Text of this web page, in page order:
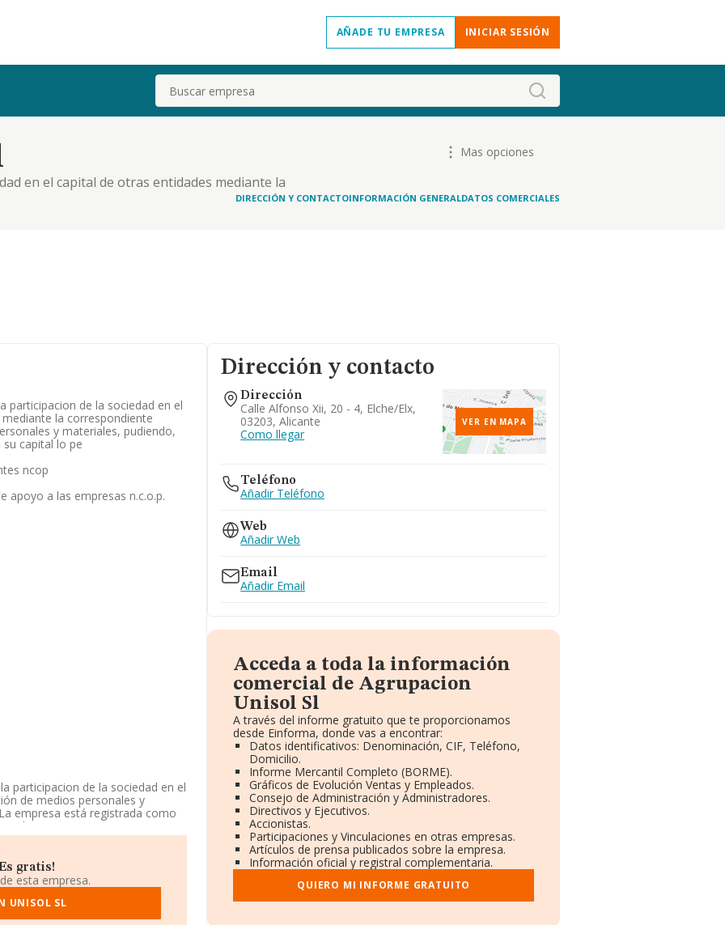
AÑADE TU EMPRESA INICIAR SESIÓN
Buscar
en el capital de otras entidades mediante la
materiales, pudiendo, cuando la participacion
Mas opciones
DIRECCIÓN Y CONTACTOINFORMACIÓN GENERALDATOS COMERCIALES
participacion de la sociedad en el
la correspondiente
y materiales, pudiendo,
capital lo pe
ncop
apoyo a las empresas n.c.o.p.
participacion de la sociedad en el
de medios personales y
empresa está registrada como
las empresas n.c.o.p.'. La
mayo de 2003, sobre la definición
puede calificar como
con el año anterior,
mismo número de empleados y
contado con un número de
gratis!
esta empresa.
UNISOL SL
Dirección y contacto
Dirección
Calle Alfonso Xii, 20 - 4, Elche/elx,
03203, Alicante
Como llegar
VER EN MAPA
Teléfono
Añadir Teléfono
Web
Añadir Web
Email
Añadir Email
Acceda a toda la información
comercial de Agrupacion
Unisol Sl
A través del informe gratuito que te proporcionamos
desde Einforma, donde vas a encontrar:
Datos identificativos: Denominación, CIF, Teléfono,
Domicilio.
Informe Mercantil Completo (BORME).
Gráficos de Evolución Ventas y Empleados.
Consejo de Administración y Administradores.
Directivos y Ejecutivos.
Accionistas.
Participaciones y Vinculaciones en otras empresas.
Artículos de prensa publicados sobre la empresa.
Información oficial y registral complementaria.
QUIERO MI INFORME GRATUITO